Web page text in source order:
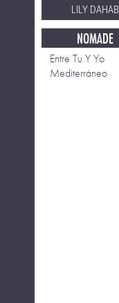
LILY DAHAB
NOMADE
Entre Tu Y Yo
Mediterráneo